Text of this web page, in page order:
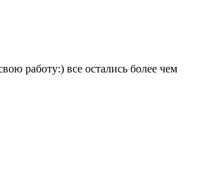
работу:) все остались более чем